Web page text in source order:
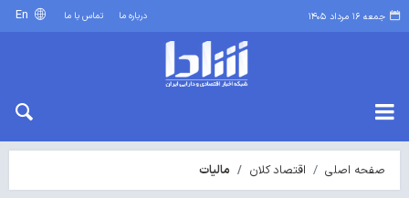
جمعه ۱۶ مرداد ۱۴۰۵ درباره ما تماس با ما
صفحه اصلی اقتصاد کلان مالیات